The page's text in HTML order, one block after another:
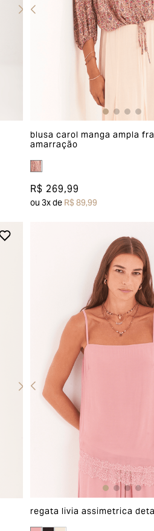
blusa carol manga ampla
amarração
R$ 269,99
ou3x deR$ 89,99
regata livia assimetrica